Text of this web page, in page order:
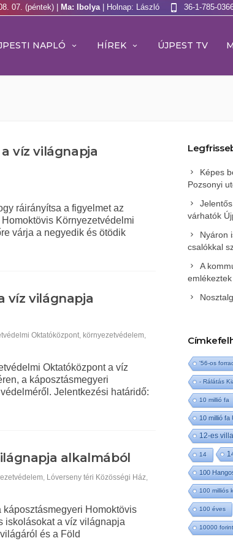
07. (péntek) | Ma: Ibolya | Holnap: László 36-1-785-
NAPLÓ HÍREK ÚJPEST TV
víz világnapja
ráirányítsa a figyelmet az
Környezetvédelmi
várja a negyedik és ötödik
víz világnapja
Oktatóközpont, környezetvédelem,
Oktatóközpont a víz
a káposztásmegyeri
Jelentkezési határidő:
alkalmából
, Lóverseny téri Közösségi Ház,
Homoktövis
iskolásokat a víz világnapja
és a Föld
Képes
Pozsonyi
várhatók
Nyáron
csalókkal
A
emlékeztek
'56-os
- Rálátás
10 millió fa
10 millió
12-es
14
100
100 milliós
100 éves
10000 forint